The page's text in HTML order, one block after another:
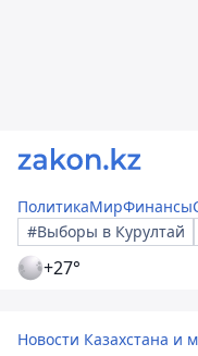
ПолитикаМирФинансы
#Выборы в Курултай
+27°
Новости Казахстана и